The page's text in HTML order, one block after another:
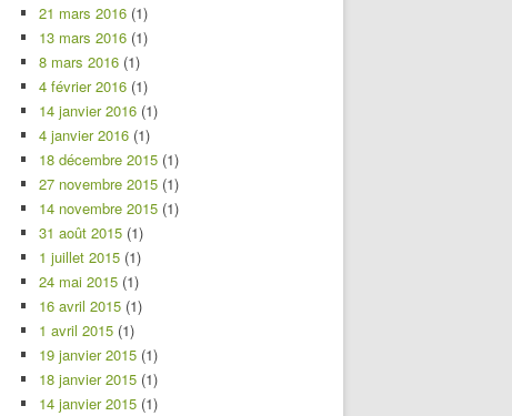
21 mars 2016 (1)
13 mars 2016 (1)
8 mars 2016 (1)
4 février 2016 (1)
14 janvier 2016 (1)
4 janvier 2016 (1)
18 décembre 2015 (1)
27 novembre 2015 (1)
14 novembre 2015 (1)
31 août 2015 (1)
1 juillet 2015 (1)
24 mai 2015 (1)
16 avril 2015 (1)
1 avril 2015 (1)
19 janvier 2015 (1)
18 janvier 2015 (1)
14 janvier 2015 (1)